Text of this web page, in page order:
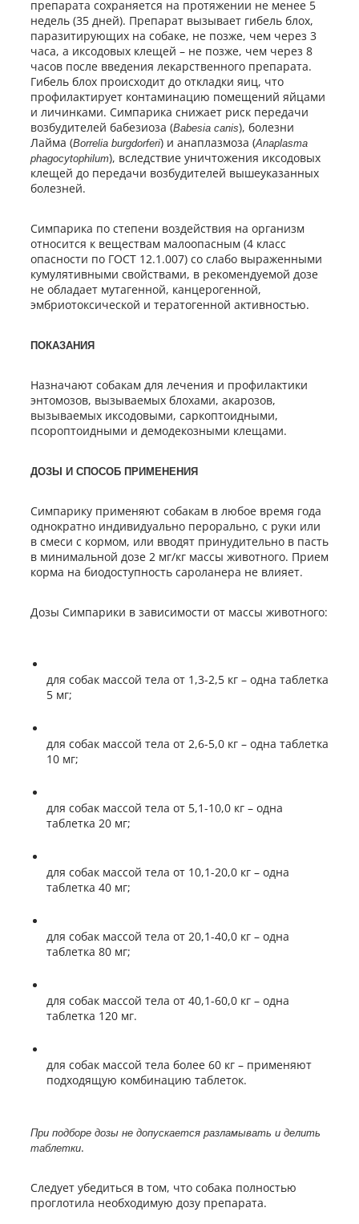
препарата сохраняется на протяжении не менее 5
недель (35 дней). Препарат вызывает гибель блох,
паразитирующих на собаке, не позже, чем через 3
часа, а иксодовых клещей – не позже, чем через 8
часов после введения лекарственного препарата.
Гибель блох происходит до откладки яиц, что
профилактирует контаминацию помещений яйцами
и личинками. Симпарика снижает риск передачи
возбудителей бабезиоза (Babesia canis), болезни
Лайма (Borrelia burgdorferi) и анаплазмоза (Anaplasma
phagocytophilum), вследствие уничтожения иксодовых
клещей до передачи возбудителей вышеуказанных
болезней.
Симпарика по степени воздействия на организм
относится к веществам малоопасным (4 класс
опасности по ГОСТ 12.1.007) со слабо выраженными
кумулятивными свойствами, в рекомендуемой дозе
не обладает мутагенной, канцерогенной,
эмбриотоксической и тератогенной активностью.
ПОКАЗАНИЯ
Назначают собакам для лечения и профилактики
энтомозов, вызываемых блохами, акарозов,
вызываемых иксодовыми, саркоптоидными,
псороптоидными и демодекозными клещами.
ДОЗЫ И СПОСОБ ПРИМЕНЕНИЯ
Симпарику применяют собакам в любое время года
однократно индивидуально перорально, с руки или
в смеси с кормом, или вводят принудительно в пасть
в минимальной дозе 2 мг/кг массы животного. Прием
корма на биодоступность сароланера не влияет.
Дозы Симпарики в зависимости от массы животного:
для собак массой тела от 1,3-2,5 кг – одна таблетка
5 мг;
для собак массой тела от 2,6-5,0 кг – одна таблетка
10 мг;
для собак массой тела от 5,1-10,0 кг – одна
таблетка 20 мг;
для собак массой тела от 10,1-20,0 кг – одна
таблетка 40 мг;
для собак массой тела от 20,1-40,0 кг – одна
таблетка 80 мг;
для собак массой тела от 40,1-60,0 кг – одна
таблетка 120 мг.
для собак массой тела более 60 кг – применяют
подходящую комбинацию таблеток.
При подборе дозы не допускается разламывать и делить
таблетки.
Следует убедиться в том, что собака полностью
проглотила необходимую дозу препарата.